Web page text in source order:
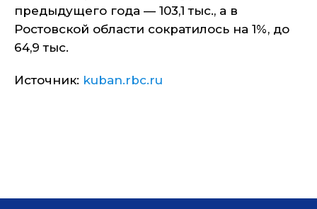
предыдущего года — 103,1 тыс., а в
Ростовской области сократилось на 1%, до
64,9 тыс.
Источник: kuban.rbc.ru